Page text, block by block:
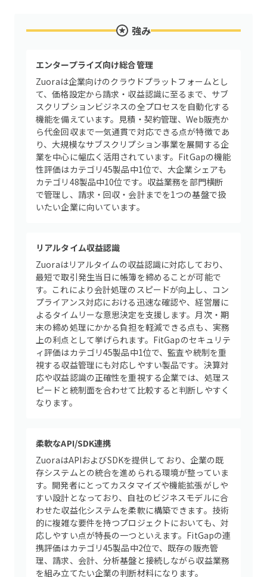
強み
エンタープライズ向け総合管理
Zuoraは企業向けのクラウドプラットフォームとし
て、価格設定から請求・収益認識に至るまで、サブ
スクリプションビジネスの全プロセスを自動化する
機能を備えています。見積・契約管理、Web販売か
ら代金回収まで一気通貫で対応できる点が特徴であ
り、大規模なサブスクリプション事業を展開する企
業を中心に幅広く活用されています。FitGapの機能
性評価はカテゴリ45製品中1位で、大企業シェアも
カテゴリ48製品中10位です。収益業務を部門横断
で管理し、請求・回収・会計までを1つの基盤で扱
いたい企業に向いています。
リアルタイム収益認識
Zuoraはリアルタイムの収益認識に対応しており、
最短で取引発生当日に帳簿を締めることが可能で
す。これにより会計処理のスピードが向上し、コン
プライアンス対応における迅速な確認や、経営層に
よるタイムリーな意思決定を支援します。月次・期
末の締め処理にかかる負担を軽減できる点も、実務
上の利点として挙げられます。FitGapのセキュリテ
ィ評価はカテゴリ45製品中1位で、監査や統制を重
視する収益管理にも対応しやすい製品です。決算対
応や収益認識の正確性を重視する企業では、処理ス
ピードと統制面を合わせて比較すると判断しやすく
なります。
柔軟なAPI/SDK連携
ZuoraはAPIおよびSDKを提供しており、企業の既
存システムとの統合を進められる環境が整っていま
す。開発者にとってカスタマイズや機能拡張がしや
すい設計となっており、自社のビジネスモデルに合
わせた収益化システムを柔軟に構築できます。技術
的に複雑な要件を持つプロジェクトにおいても、対
応しやすい点が特長の一つといえます。FitGapの連
携評価はカテゴリ45製品中2位で、既存の販売管
理、請求、会計、分析基盤と接続しながら収益業務
を組み立てたい企業の判断材料になります。